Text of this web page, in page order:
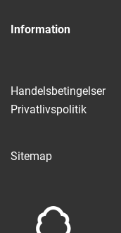
Information
Handelsbetingelser
Privatlivspolitik
Sitemap